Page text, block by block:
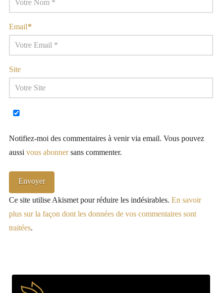
Email*
Site
Notifiez-moi des commentaires à venir via email. Vous pouvez
aussi vous abonnersans commenter.
Ce site utilise Akismet pour réduire les indésirables. En savoir
plus sur la façon dont les données de vos commentaires sont
traitées.